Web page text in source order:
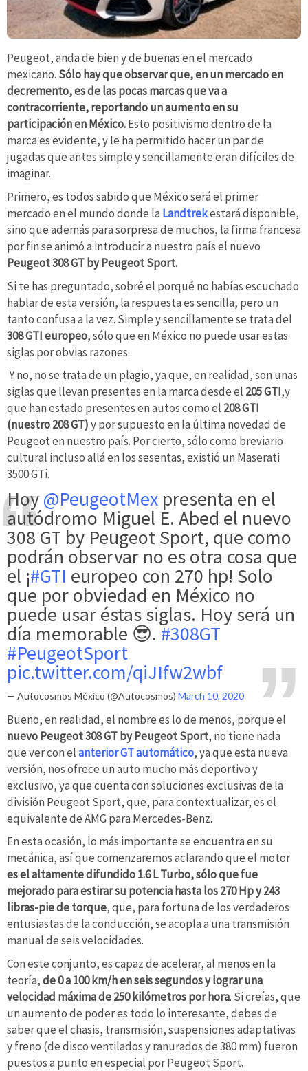
Peugeot, anda de bien y de buenas en el mercado
mexicano. Sólo hay que observar que, en un mercado en
decremento, es de las pocas marcas que va a
contracorriente, reportando un aumento en su
participación en México.Esto positivismo dentro de la
marca es evidente, y le ha permitido hacer un par de
jugadas que antes simple y sencillamente eran difíciles de
imaginar.
Primero, es todos sabido que México será el primer
mercado en el mundo donde la Landtrekestará disponible,
sino que además para sorpresa de muchos, la firma francesa
por fin se animó a introducir a nuestro país el nuevo
Peugeot 308 GT by Peugeot Sport.
Si te has preguntado, sobré el porqué no habías escuchado
hablar de esta versión, la respuesta es sencilla, pero un
tanto confusa a la vez. Simple y sencillamente se trata del
308 GTI europeo, sólo que en México no puede usar estas
siglas por obvias razones.
Y no, no se trata de un plagio, ya que, en realidad, son unas
siglas que llevan presentes en la marca desde el 205 GTI,y
que han estado presentes en autos como el 208 GTI
(nuestro 208 GT)y por supuesto en la última novedad de
Peugeot en nuestro país. Por cierto, sólo como breviario
cultural incluso allá en los sesentas, existió un Maserati
3500 GTi.
Hoy@PeugeotMex presenta en el
autódromo Miguel E. Abed el nuevo
308 GT by Peugeot Sport, que como
podrán observar no es otra cosa que
el ¡#GTI europeo con 270 hp! Solo
que por obviedad en México no
puede usar éstas siglas. Hoy será un
día memorable 😎. #308GT
#PeugeotSport
pic.twitter.com/qiJIfw2wbf
— Autocosmos México (@Autocosmos) March 10, 2020
Bueno, en realidad, el nombre es lo de menos, porque el
nuevo Peugeot 308 GT by Peugeot Sport, no tiene nada
que ver con elanterior GT automático, ya que esta nueva
versión, nos ofrece un auto mucho más deportivo y
exclusivo, ya que cuenta con soluciones exclusivas de la
división Peugeot Sport, que, para contextualizar, es el
equivalente de AMG para Mercedes-Benz.
En esta ocasión, lo más importante se encuentra en su
mecánica, así que comenzaremos aclarando que el motor
es el altamente difundido 1.6 L Turbo, sólo que fue
mejorado para estirar su potencia hasta los 270 Hp y 243
libras-pie de torque, que, para fortuna de los verdaderos
entusiastas de la conducción, se acopla a una transmisión
manual de seis velocidades.
Con este conjunto, es capaz de acelerar, al menos en la
teoría,de 0 a 100 km/h en seis segundos y lograr una
velocidad máxima de 250 kilómetros por hora. Si creías, que
un aumento de poder es todo lo interesante, debes de
saber que el chasis, transmisión, suspensiones adaptativas
y freno (de disco ventilados y ranurados de 380 mm) fueron
puestos a punto en especial por Peugeot Sport.